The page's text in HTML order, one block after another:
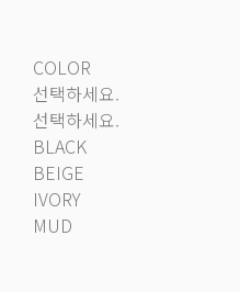
COLOR
선택하세요.
선택하세요.
BLACK
BEIGE
IVORY
MUD